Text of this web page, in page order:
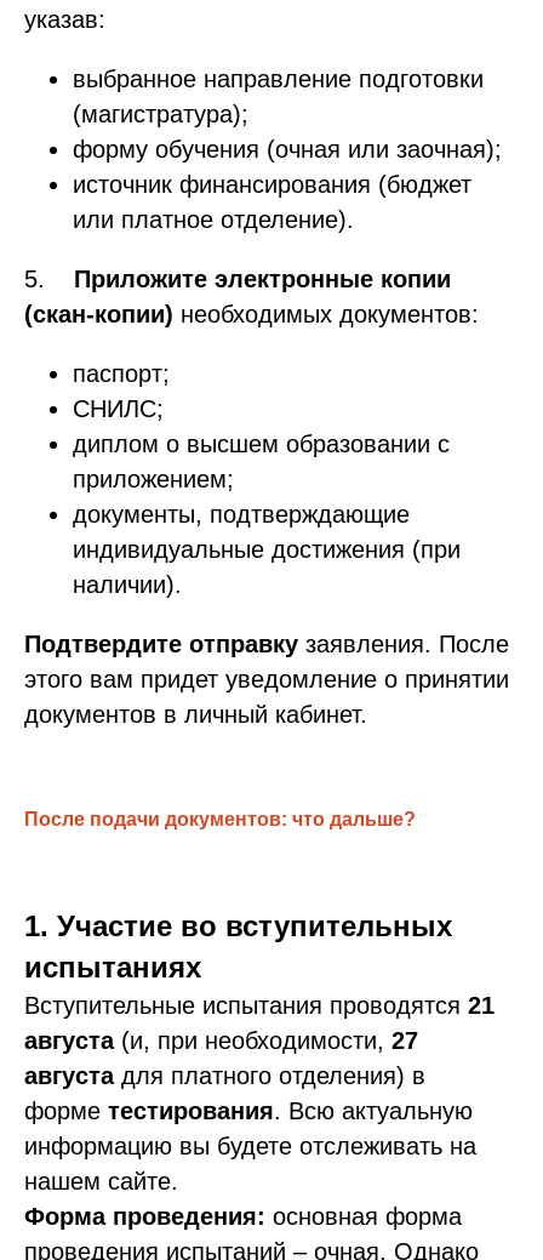
указав:
выбранное направление подготовки
(магистратура);
форму обучения (очная или заочная);
источник финансирования (бюджет
или платное отделение).
5. Приложите электронные копии
(скан-копии) необходимых документов:
паспорт;
СНИЛС;
диплом о высшем образовании с
приложением;
документы, подтверждающие
индивидуальные достижения (при
наличии).
Подтвердите отправку заявления. После
этого вам придет уведомление о принятии
документов в личный кабинет.
После подачи документов: что дальше?
1. Участие во вступительных
испытаниях
Вступительные испытания проводятся 21
августа(и, при необходимости, 27
августадля платного отделения) в
форме тестирования. Всю актуальную
информацию вы будете отслеживать на
нашем сайте.
Форма проведения: основная форма
проведения испытаний – очная. Однако